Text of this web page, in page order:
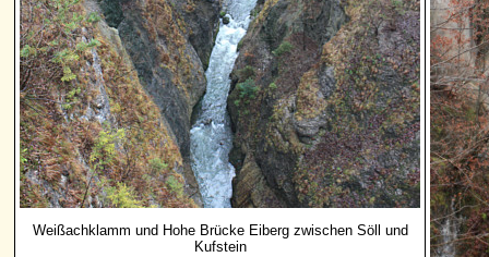
Weißachklamm und Hohe Brücke Eiberg zwischen Söll und
Kufstein